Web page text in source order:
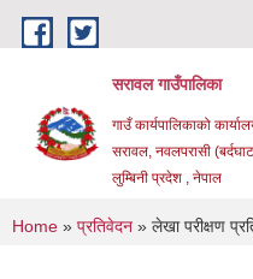
Skip to main content
सरावल गाउँपालिका
गाउँ कार्यपालिकाको
सरावल, नवलपरासी
लुम्बिनी प्रदेश , नेपाल
You are here
Home » प्रतिवेदन » लेखा परीक्षण